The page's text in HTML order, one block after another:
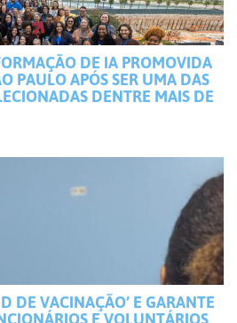
DE IA PROMOVIDA
PAULO APÓS SER UMA DAS
DENTRE MAIS DE
DE VACINAÇÃO’ E GARANTE
E VOLUNTÁRIOS